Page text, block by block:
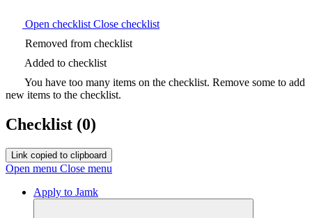
Open checklist Close checklist
Removed from checklist
Added to checklist
You have too many items on the checklist. Remove some to add
new items to the checklist.
Checklist (0)
Link copied to clipboard
Open menu Close menu
Apply to Jamk